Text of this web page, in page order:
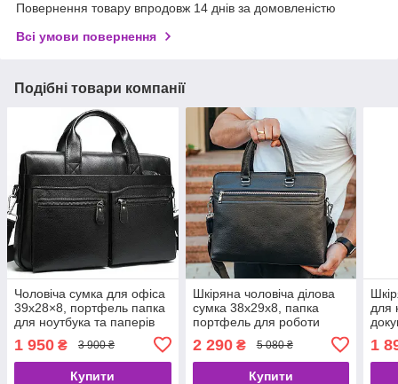
Повернення товару впродовж 14 днів за домовленістю
Всі умови повернення
Подібні товари компанії
Чоловіча сумка для офіса
39x28×8, портфель папка
для ноутбука та паперів
1 950 ₴ 3 900 ₴
Купити
Шкіряна чоловіча ділова
сумка 38x29x8, папка
портфель для роботи
2 290₴ 5 080 ₴
Купити
для
1